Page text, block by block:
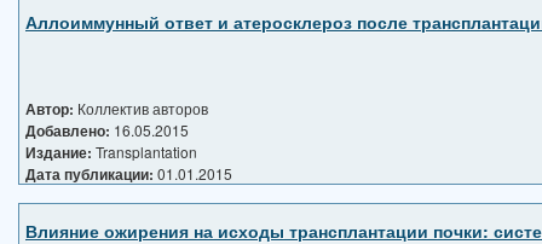
Аллоиммунный ответ и атеросклероз после
Автор: Коллектив авторов
Добавлено: 16.05.2015
Издание: Transplantation
Дата публикации: 01.01.2015
Влияние ожирения на исходы трансплантации почки: